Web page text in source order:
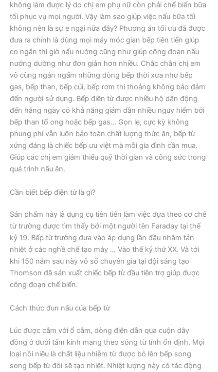
không làm được lý do chị em phụ nữ còn phải chế biến bữa
tối phục vụ mọi người. Vậy làm sao giúp việc nấu bữa tối
không nên là sự e ngại nữa đây? Phương án tối ưu đã được
đưa ra chính là dùng mọi máy móc gian bếp tiên tiến giúp
co ngắn thì giờ nấu nướng cũng như giúp công đoạn nấu
nướng dường như đơn giản hơn nhiều. Chắc chắn chị em
vô cùng ngán ngẩm những dòng bếp thời xưa như bếp
gas, bếp than, bếp củi, bếp rơm thi thoảng không bảo đảm
đến người sử dụng. Bếp điện từ được nhiều hộ dân động
đến hằng ngày có khả năng giảm dần nhiều nguy hiểm bởi
bếp than tổ ong hoặc bếp gas… Gọn lẹ, cực kỳ không
phung phí vẫn luôn bảo toàn chất lượng thức ăn, bếp từ
xứng đáng là chiếc bếp ưu việt mà mỗi gia đình cần mua.
Giúp các chị em giảm thiểu quỹ thời gian và công sức trong
quá trình nấu ăn.
Cần biết bếp điện từ là gì?
Sản phẩm này là dụng cụ tiên tiến làm việc dựa theo cơ chế
từ trường được tìm thấy bởi một người tên Faraday tại thế
kỷ 19. Bếp từ trường đưa vào áp dụng lần đầu nhằm tản
nhiệt ở các nghề chế tạo máy … Vào thế kỷ thứ XX. Và tới
khi 150 năm sau này vô số chuyên gia tại đội sáng tạo
Thomson đã sản xuất chiếc bếp từ đầu tiên trợ giúp được
công đoạn chế biến.
Cách thức đun nấu của bếp từ
Lúc được cắm với ổ cắm, dòng điện dẫn qua cuộn dây
đồng ở dưới tấm kính mang theo sóng từ tính ổn định. Mọi
loại nồi niêu là chất liệu nhiễm từ được bỏ lên bếp song
song bếp từ đôi sẽ tạo nhiệt. Nhiệt lượng này có tác động